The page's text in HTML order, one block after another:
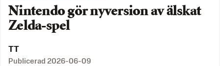
Nintendo gör nyversion av älskat
Zelda-spel
TT
Publicerad 2026-06-09